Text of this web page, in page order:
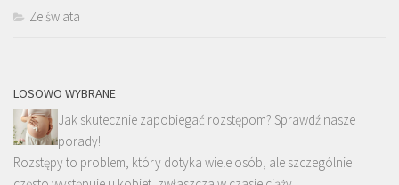
Ze świata
LOSOWO WYBRANE
Jak skutecznie zapobiegać rozstępom? Sprawdź nasze
porady!
Rozstępy to problem, który dotyka wiele osób, ale szczególnie